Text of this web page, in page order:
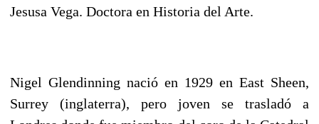
Jesusa Vega. Doctora en Historia del Arte.
Nigel Glendinning nació en 1929 en East Sheen,
Surrey (inglaterra), pero joven se trasladó a